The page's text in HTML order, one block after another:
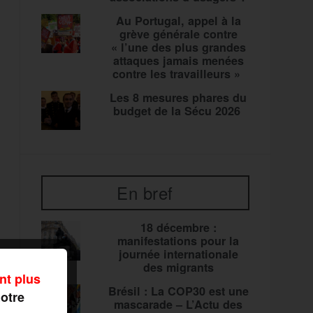
Au Portugal, appel à la
grève générale contre
« l’une des plus grandes
attaques jamais menées
contre les travailleurs »
Les 8 mesures phares du
budget de la Sécu 2026
En bref
18 décembre :
manifestations pour la
journée internationale
des migrants
Brésil : La COP30 est une
mascarade – L’Actu des
plus